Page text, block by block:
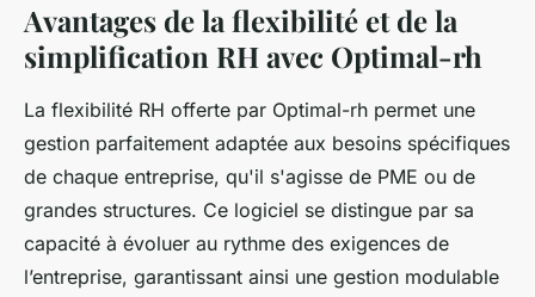
Avantages de la flexibilité et de la
simplification RH avec Optimal-rh
La flexibilité RH offerte par Optimal-rh permet une
gestion parfaitement adaptée aux besoins spécifiques
de chaque entreprise, qu'il s'agisse de PME ou de
grandes structures. Ce logiciel se distingue par sa
capacité à évoluer au rythme des exigences de
l’entreprise, garantissant ainsi une gestion modulable